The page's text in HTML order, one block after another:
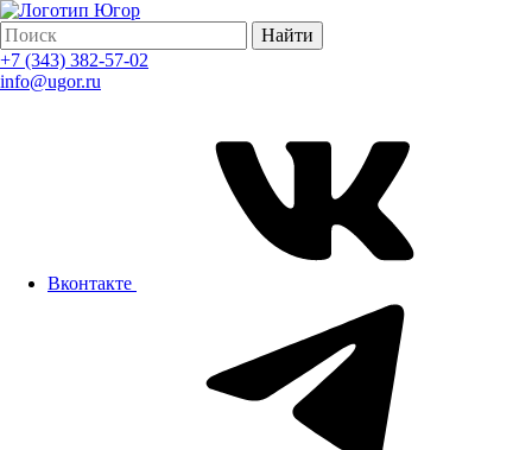
Найти
+7 (343) 382-57-02
info@ugor.ru
Вконтакте